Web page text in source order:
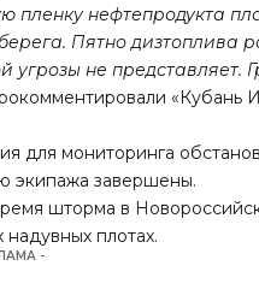
нефтепродукта
Пятно дизтоплива
не представляет.
«Кубань
для мониторинга
экипажа завершены.
шторма в
плотах.
-